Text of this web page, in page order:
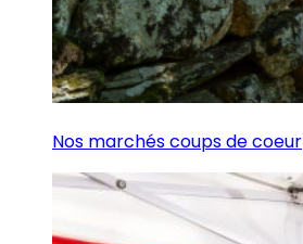
Nos marchés coups de coeur